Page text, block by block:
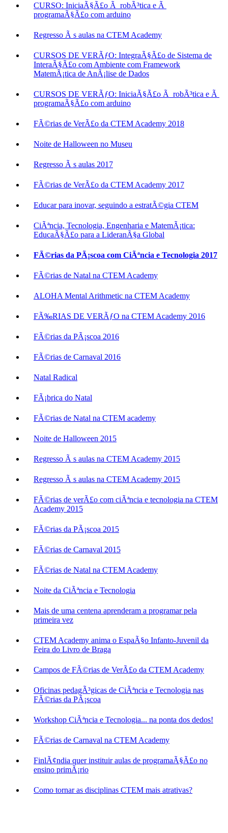
CURSO: IniciaÃ§Ã£o Ã robÃ³tica e Ã
programaÃ§Ã£o com arduino
Regresso Ã s aulas na CTEM Academy
CURSOS DE VERÃƒO: IntegraÃ§Ã£o de Sistema de
InteraÃ§Ã£o com Ambiente com Framework
MatemÃ¡tica de AnÃ¡lise de Dados
CURSOS DE VERÃƒO: IniciaÃ§Ã£o Ã robÃ³tica e Ã
programaÃ§Ã£o com arduino
FÃ©rias de VerÃ£o da CTEM Academy 2018
Noite de Halloween no Museu
Regresso Ã s aulas 2017
FÃ©rias de VerÃ£o da CTEM Academy 2017
Educar para inovar, seguindo a estratÃ©gia CTEM
CiÃªncia, Tecnologia, Engenharia e MatemÃ¡tica:
EducaÃ§Ã£o para a LideranÃ§a Global
FÃ©rias da PÃ¡scoa com CiÃªncia e Tecnologia 2017
FÃ©rias de Natal na CTEM Academy
ALOHA Mental Arithmetic na CTEM Academy
FÃ‰RIAS DE VERÃƒO na CTEM Academy 2016
FÃ©rias da PÃ¡scoa 2016
FÃ©rias de Carnaval 2016
Natal Radical
FÃ¡brica do Natal
FÃ©rias de Natal na CTEM academy
Noite de Halloween 2015
Regresso Ã s aulas na CTEM Academy 2015
Regresso Ã s aulas na CTEM Academy 2015
FÃ©rias de verÃ£o com ciÃªncia e tecnologia na CTEM
Academy 2015
FÃ©rias da PÃ¡scoa 2015
FÃ©rias de Carnaval 2015
FÃ©rias de Natal na CTEM Academy
Noite da CiÃªncia e Tecnologia
Mais de uma centena aprenderam a programar pela
primeira vez
CTEM Academy anima o EspaÃ§o Infanto-Juvenil da
Feira do Livro de Braga
Campos de FÃ©rias de VerÃ£o da CTEM Academy
Oficinas pedagÃ³gicas de CiÃªncia e Tecnologia nas
FÃ©rias da PÃ¡scoa
Workshop CiÃªncia e Tecnologia... na ponta dos dedos!
FÃ©rias de Carnaval na CTEM Academy
FinlÃ¢ndia quer instituir aulas de programaÃ§Ã£o no
ensino primÃ¡rio
Como tornar as disciplinas CTEM mais atrativas?